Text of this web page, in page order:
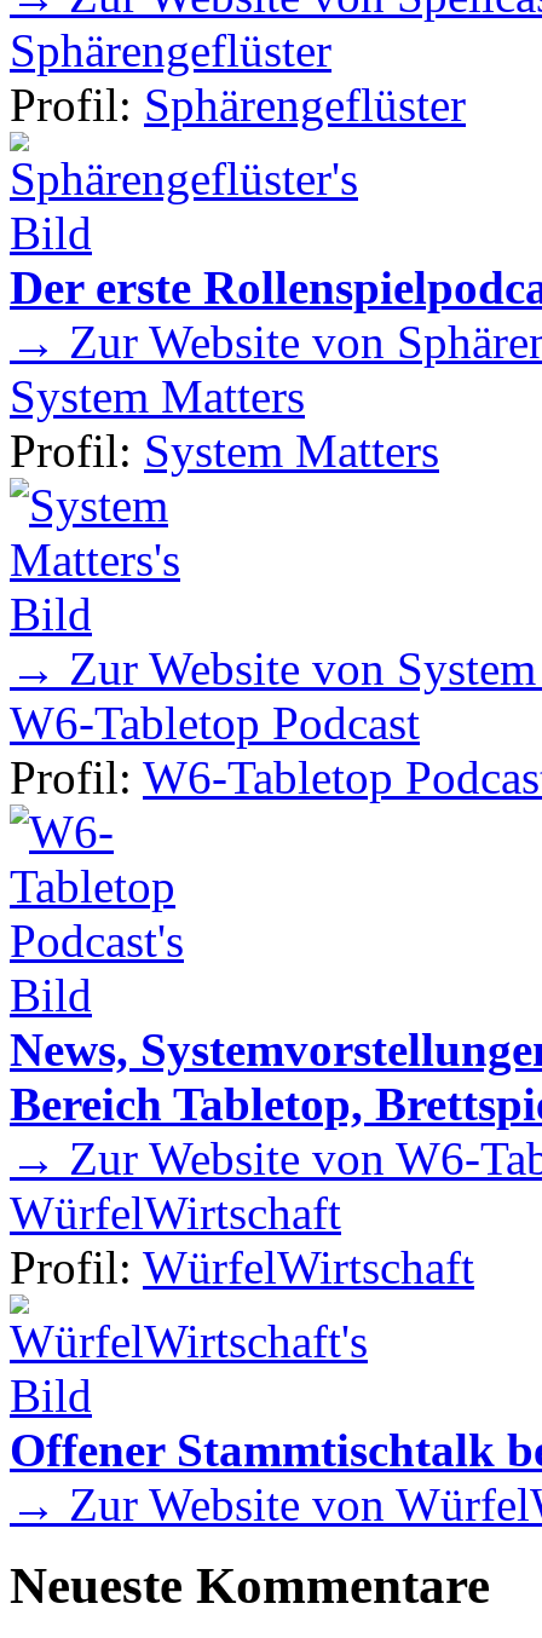
Sphärengeflüster
Profil: Sphärengeflüster
Der erste
→ Zur Website von
System Matters
Profil: System Matters
→ Zur Website von
W6-Tabletop Podcast
Profil: W6-Tabletop
News,
Bereich Tabletop,
→ Zur Website von W6-
WürfelWirtschaft
Profil: WürfelWirtschaft
Offener Stammtischtalk
→ Zur Website von
Neueste Kommentare